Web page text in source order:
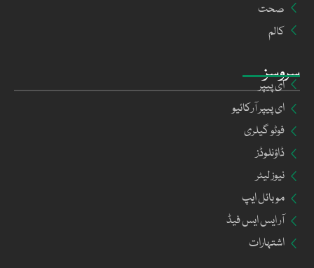
سروسز
ای پیپر
ای پیپر آرکائیو
فوٹو گیلری
ڈاؤنلوڈز
نیوز لیٹر
موبائل ایپ
آر ایس ایس فیڈ
اشتہارات
صحت
کالم